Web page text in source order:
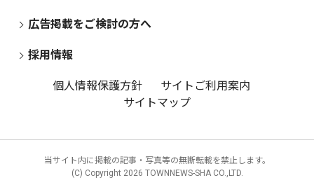
広告掲載をご検討の方へ
採用情報
個人情報保護方針
サイトご利用案内
サイトマップ
当サイト内に掲載の記事・写真等の無断転載を禁止します。
(C) Copyright 2026 TOWNNEWS-SHA CO.,LTD.